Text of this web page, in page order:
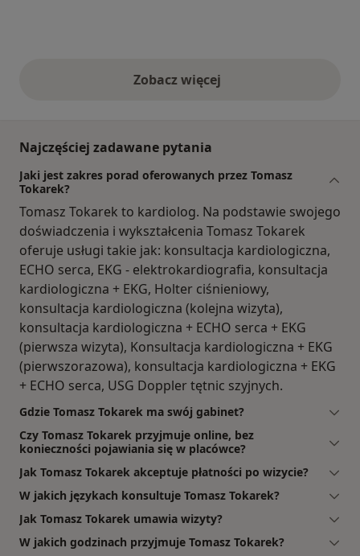
Zobacz więcejopinie powyżej
Najczęściej zadawane pytania
Jaki jest zakres porad oferowanych przez Tomasz
Tokarek?
Tomasz Tokarek to kardiolog. Na podstawie swojego
doświadczenia i wykształcenia Tomasz Tokarek
oferuje usługi takie jak: konsultacja kardiologiczna,
ECHO serca, EKG - elektrokardiografia, konsultacja
kardiologiczna + EKG, Holter ciśnieniowy,
konsultacja kardiologiczna (kolejna wizyta),
konsultacja kardiologiczna + ECHO serca + EKG
(pierwsza wizyta), Konsultacja kardiologiczna + EKG
(pierwszorazowa), konsultacja kardiologiczna + EKG
+ ECHO serca, USG Doppler tętnic szyjnych.
Gdzie Tomasz Tokarek ma swój gabinet?
Czy Tomasz Tokarek przyjmuje online, bez
konieczności pojawiania się w placówce?
Jak Tomasz Tokarek akceptuje płatności po wizycie?
W jakich językach konsultuje Tomasz Tokarek?
Jak Tomasz Tokarek umawia wizyty?
W jakich godzinach przyjmuje Tomasz Tokarek?